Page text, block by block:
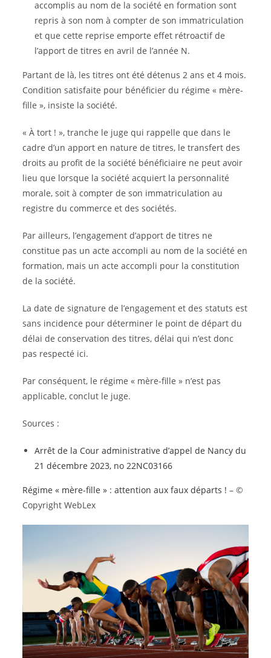
accomplis au nom de la société en formation sont
repris à son nom à compter de son immatriculation
et que cette reprise emporte effet rétroactif de
l’apport de titres en avril de l’année N.
Partant de là, les titres ont été détenus 2 ans et 4 mois.
Condition satisfaite pour bénéficier du régime « mère-
fille », insiste la société.
« À tort ! », tranche le juge qui rappelle que dans le
cadre d’un apport en nature de titres, le transfert des
droits au profit de la société bénéficiaire ne peut avoir
lieu que lorsque la société acquiert la personnalité
morale, soit à compter de son immatriculation au
registre du commerce et des sociétés.
Par ailleurs, l’engagement d’apport de titres ne
constitue pas un acte accompli au nom de la société en
formation, mais un acte accompli pour la constitution
de la société.
La date de signature de l’engagement et des statuts est
sans incidence pour déterminer le point de départ du
délai de conservation des titres, délai qui n’est donc
pas respecté ici.
Par conséquent, le régime « mère-fille » n’est pas
applicable, conclut le juge.
Sources :
Arrêt de la Cour administrative d’appel de Nancy du
21 décembre 2023, no 22NC03166
Régime « mère-fille » : attention aux faux départs ! – ©
Copyright WebLex